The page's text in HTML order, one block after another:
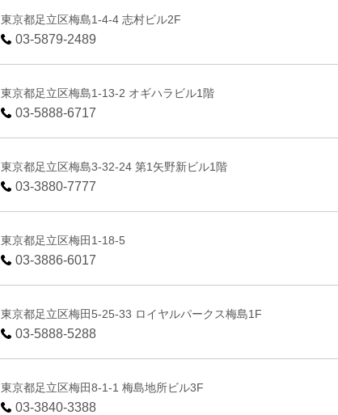
東京都足立区梅島1-4-4 志村ビル2F
03-5879-2489
東京都足立区梅島1-13-2 オギハラビル1階
03-5888-6717
東京都足立区梅島3-32-24 第1矢野新ビル1階
03-3880-7777
東京都足立区梅田1-18-5
03-3886-6017
東京都足立区梅田5-25-33 ロイヤルパークス梅島1F
03-5888-5288
東京都足立区梅田8-1-1 梅島地所ビル3F
03-3840-3388